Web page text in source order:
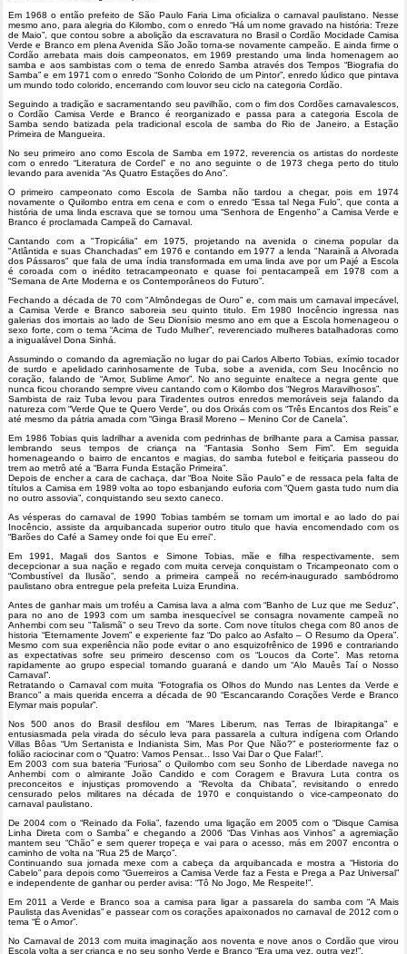
Em 1968 o então prefeito de São Paulo Faria Lima oficializa o carnaval paulistano. Nesse
mesmo ano, para alegria do Kilombo, com o enredo “Há um nome gravado na história: Treze
de Maio”, que contou sobre a abolição da escravatura no Brasil o Cordão Mocidade Camisa
Verde e Branco em plena Avenida São João torna-se novamente campeão. E ainda firme o
Cordão arrebata mais dois campeonatos, em 1969 prestando uma linda homenagem ao
samba e aos sambistas com o tema de enredo Samba através dos Tempos “Biografia do
Samba” e em 1971 com o enredo “Sonho Colorido de um Pintor”, enredo lúdico que pintava
um mundo todo colorido, encerrando com louvor seu ciclo na categoria Cordão.
Seguindo a tradição e sacramentando seu pavilhão, com o fim dos Cordões carnavalescos,
o Cordão Camisa Verde e Branco é reorganizado e passa para a categoria Escola de
Samba sendo batizada pela tradicional escola de samba do Rio de Janeiro, a Estação
Primeira de Mangueira.
No seu primeiro ano como Escola de Samba em 1972, reverencia os artistas do nordeste
com o enredo “Literatura de Cordel” e no ano seguinte o de 1973 chega perto do titulo
levando para avenida “As Quatro Estações do Ano”.
O primeiro campeonato como Escola de Samba não tardou a chegar, pois em 1974
novamente o Quilombo entra em cena e com o enredo “Essa tal Nega Fulo”, que conta a
história de uma linda escrava que se tornou uma “Senhora de Engenho” a Camisa Verde e
Branco é proclamada Campeã do Carnaval.
Cantando com a "Tropicália" em 1975, projetando na avenida o cinema popular da
"Atlântida e suas Chanchadas" em 1976 e contando em 1977 a lenda "Narainã a Alvorada
dos Pássaros" que fala de uma índia transformada em uma linda ave por um Pajé a Escola
é coroada com o inédito tetracampeonato e quase foi pentacampeã em 1978 com a
“Semana de Arte Moderna e os Contemporâneos do Futuro”.
Fechando a década de 70 com "Almôndegas de Ouro" e, com mais um carnaval impecável,
a Camisa Verde e Branco saboreia seu quinto titulo. Em 1980 Inocêncio ingressa nas
galerias dos imortais ao lado de Seu Dionísio mesmo ano em que a Escola homenageou o
sexo forte, com o tema “Acima de Tudo Mulher”, reverenciado mulheres batalhadoras como
a inigualável Dona Sinhá.
Assumindo o comando da agremiação no lugar do pai Carlos Alberto Tobias, exímio tocador
de surdo e apelidado carinhosamente de Tuba, sobe a avenida, com Seu Inocêncio no
coração, falando de “Amor, Sublime Amor”. No ano seguinte enaltece a negra gente que
nunca ficou chorando sempre viveu cantando com o Kilombo dos “Negros Maravilhosos”.
Sambista de raiz Tuba levou para Tiradentes outros enredos memoráveis seja falando da
natureza com “Verde Que te Quero Verde”, ou dos Orixás com os “Três Encantos dos Reis” e
até mesmo da pátria amada com “Ginga Brasil Moreno – Menino Cor de Canela”.
Em 1986 Tobias quis ladrilhar a avenida com pedrinhas de brilhante para a Camisa passar,
lembrando seus tempos de criança na “Fantasia Sonho Sem Fim”. Em seguida
homenageando o bairro de encantos e magias, do samba futebol e feitiçaria passeou do
trem ao metrô até a “Barra Funda Estação Primeira”.
Depois de encher a cara de cachaça, dar “Boa Noite São Paulo” e de ressaca pela falta de
títulos a Camisa em 1989 volta ao topo esbanjando euforia com “Quem gasta tudo num dia
no outro assovia”, conquistando seu sexto caneco.
As vésperas do carnaval de 1990 Tobias também se tornam um imortal e ao lado do pai
Inocêncio, assiste da arquibancada superior outro titulo que havia encomendado com os
“Barões do Café a Sarney onde foi que Eu errei".
Em 1991, Magali dos Santos e Simone Tobias, mãe e filha respectivamente, sem
decepcionar a sua nação e regado com muita cerveja conquistam o Tricampeonato com o
“Combustível da Ilusão”, sendo a primeira campeã no recém-inaugurado sambódromo
paulistano obra entregue pela prefeita Luiza Erundina.
Antes de ganhar mais um troféu a Camisa lava a alma com “Banho de Luz que me Seduz",
para no ano de 1993 com um samba inesquecível se consagra novamente campeã no
Anhembi com seu "Talismã" o seu Trevo da sorte. Com nove títulos chega com 80 anos de
historia “Eternamente Jovem” e experiente faz “Do palco ao Asfalto – O Resumo da Opera”.
Mesmo com sua experiência não pode evitar o ano esquizofrênico de 1996 e contrariando
as expectativas sofre seu primeiro descenso com os “Loucos da Corte”. Mas retorna
rapidamente ao grupo especial tomando guaraná e dando um “Alo Mauês Taí o Nosso
Carnaval”.
Retratando o Carnaval com muita “Fotografia os Olhos do Mundo nas Lentes da Verde e
Branco” a mais querida encerra a década de 90 “Escancarando Corações Verde e Branco
Elymar mais popular”.
Nos 500 anos do Brasil desfilou em “Mares Liberum, nas Terras de Ibirapitanga” e
entusiasmada pela virada do século leva para passarela a cultura indígena com Orlando
Villas Bôas “Um Sertanista e Indianista Sim, Mas Por Que Não?” e posteriormente faz o
folião raciocinar com o “Quatro: Vamos Pensar... Isso Vai Dar o Que Falar!”.
Em 2003 com sua bateria “Furiosa” o Quilombo com seu Sonho de Liberdade navega no
Anhembi com o almirante João Candido e com Coragem e Bravura Luta contra os
preconceitos e injustiças promovendo a “Revolta da Chibata”, revisitando o enredo
censurado pelos militares na década de 1970 e conquistando o vice-campeonato do
carnaval paulistano.
De 2004 com o “Reinado da Folia”, fazendo uma ligação em 2005 com o “Disque Camisa
Linha Direta com o Samba” e chegando a 2006 “Das Vinhas aos Vinhos” a agremiação
mantem seu “Chão” e sem querer tropeça e vai para o acesso, más em 2007 encontra o
caminho de volta na “Rua 25 de Março”.
Continuando sua jornada mexe com a cabeça da arquibancada e mostra a “Historia do
Cabelo” para depois como “Guerreiros a Camisa Verde faz a Festa e Prega a Paz Universal”
e independente de ganhar ou perder avisa: “Tô No Jogo, Me Respeite!”.
Em 2011 a Verde e Branco soa a camisa para ligar a passarela do samba com “A Mais
Paulista das Avenidas” e passear com os corações apaixonados no carnaval de 2012 com o
tema “É o Amor”.
No Carnaval de 2013 com muita imaginação aos noventa e nove anos o Cordão que virou
Escola volta a ser criança e no seu sonho Verde e Branco “Era uma vez, outra vez!”.